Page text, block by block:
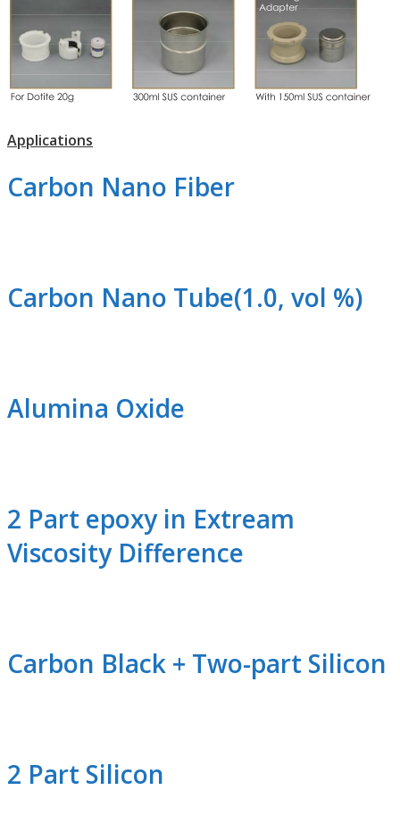
Applications
Carbon Nano Fiber
Carbon Nano Tube(1.0, vol %)
Alumina Oxide
2 Part epoxy in Extream
Viscosity Difference
Carbon Black + Two-part Silicon
2 Part Silicon